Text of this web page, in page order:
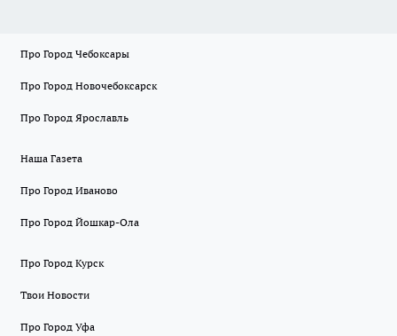
Про Город Чебоксары
Про Город Новочебоксарск
Про Город Ярославль
Наша Газета
Про Город Иваново
Про Город Йошкар-Ола
Про Город Курск
Твои Новости
Про Город Уфа